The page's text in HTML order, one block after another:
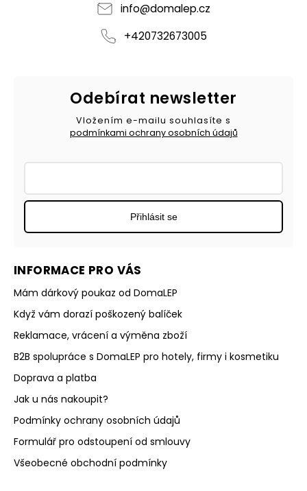
info@domalep.cz
+420732673005
INFORMACE PRO VÁS
Mám dárkový poukaz od DomaLEP
Když vám dorazí poškozený balíček
Reklamace, vrácení a výměna zboží
B2B spolupráce s DomaLEP pro hotely, firmy i kosmetiku
Doprava a platba
Jak u nás nakoupit?
Podmínky ochrany osobních údajů
Formulář pro odstoupení od smlouvy
Všeobecné obchodní podmínky
Odebírat newsletter
Vložením e-mailu souhlasíte s
podmínkami ochrany osobních údajů
Přihlásit se